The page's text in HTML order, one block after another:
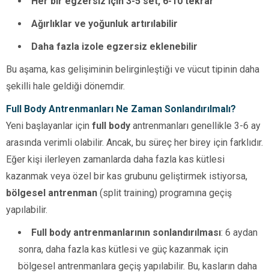
Ağırlıklar ve yoğunluk artırılabilir
Daha fazla izole egzersiz eklenebilir
Bu aşama, kas gelişiminin belirginleştiği ve vücut tipinin daha
şekilli hale geldiği dönemdir.
Full Body Antrenmanları Ne Zaman Sonlandırılmalı?
Yeni başlayanlar için full body antrenmanları genellikle 3-6 ay
arasında verimli olabilir. Ancak, bu süreç her birey için farklıdır.
Eğer kişi ilerleyen zamanlarda daha fazla kas kütlesi
kazanmak veya özel bir kas grubunu geliştirmek istiyorsa,
bölgesel antrenman (split training) programına geçiş
yapılabilir.
Full body antrenmanlarının sonlandırılması: 6 aydan
sonra, daha fazla kas kütlesi ve güç kazanmak için
bölgesel antrenmanlara geçiş yapılabilir. Bu, kasların daha